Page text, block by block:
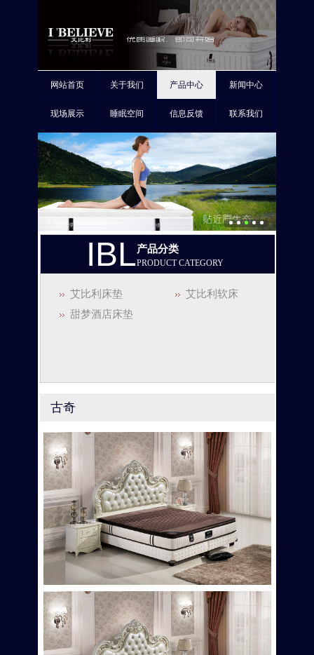
网站首页 关于我们 产品中心 新闻中心
现场展示 睡眠空间 信息反馈 联系我们
IBL产品分类
PRODUCT CATEGORY
艾比利床垫
艾比利软床
甜梦酒店床垫
古奇